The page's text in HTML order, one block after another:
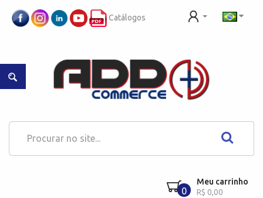
Catálogos
0
Meu carrinho
R$ 0,00